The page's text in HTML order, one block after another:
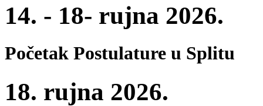
14. - 18- rujna 2026.
Početak Postulature u Splitu
18. rujna 2026.